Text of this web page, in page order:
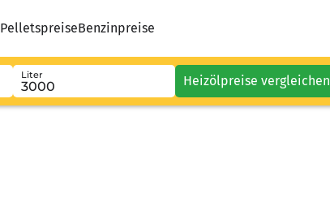
PelletspreiseBenzinpreise
Liter Heizölpreise vergleichen